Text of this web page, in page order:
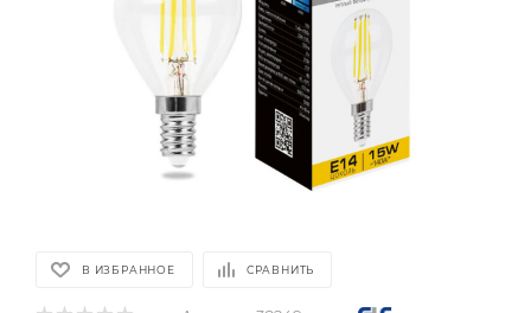
В ИЗБРАННОЕ СРАВНИТЬ